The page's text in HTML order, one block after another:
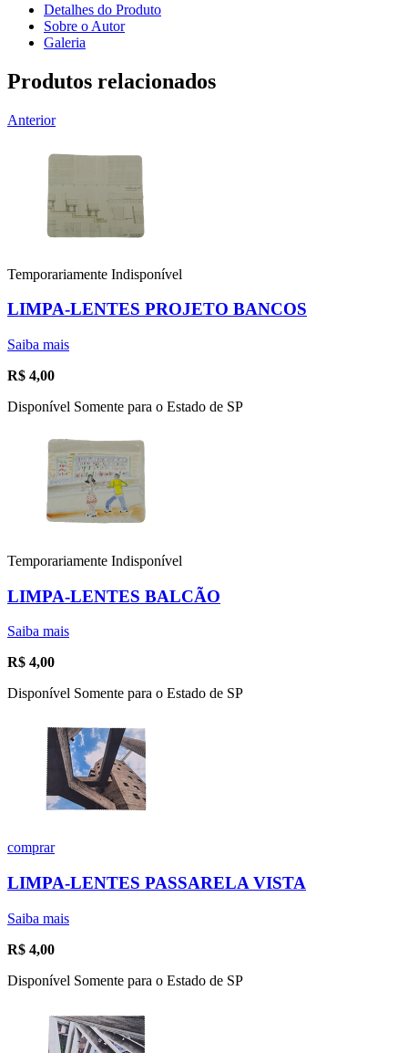
Detalhes do Produto
Sobre o Autor
Galeria
Produtos relacionados
Anterior
Temporariamente Indisponível
LIMPA-LENTES PROJETO BANCOS
Saiba mais
R$ 4,00
Disponível Somente para o Estado de SP
Temporariamente Indisponível
LIMPA-LENTES BALCÃO
Saiba mais
R$ 4,00
Disponível Somente para o Estado de SP
comprar
LIMPA-LENTES PASSARELA VISTA
Saiba mais
R$ 4,00
Disponível Somente para o Estado de SP